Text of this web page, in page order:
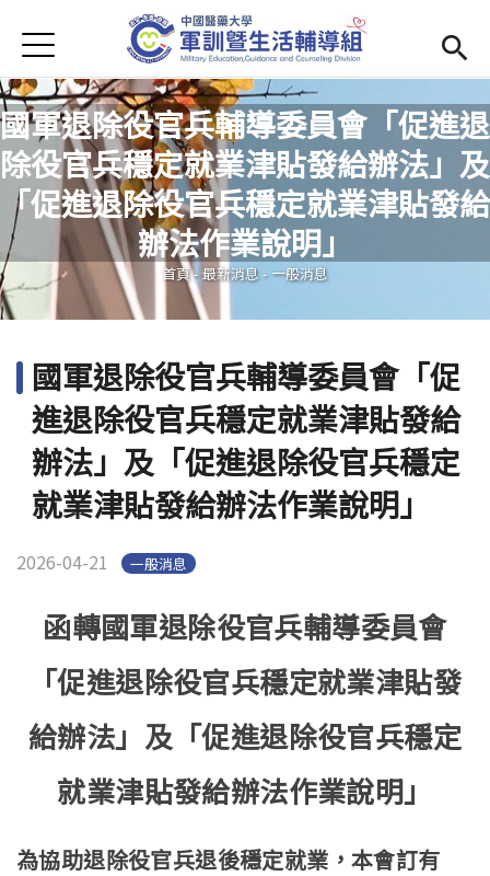
首頁
學務處首頁(link is external)
Open submenu (單位簡介)
單位簡介
最新消息
Open submenu (生活輔導)
生活輔導
Open submenu (校園安全)
校園安全
Open submenu (相關法規及檔案下載)
相關法規及檔案下載
Jump to Navigation
Jump to Main content
國軍退除役官兵輔導委員會「促進退
除役官兵穩定就業津貼發給辦法」及
「促進退除役官兵穩定就業津貼發給
辦法作業說明」
您在這裡
首頁 -最新消息- 一般消息
國軍退除役官兵輔導委員會「促
進退除役官兵穩定就業津貼發給
辦法」及「促進退除役官兵穩定
就業津貼發給辦法作業說明」
2026-04-21 一般消息
函轉國軍退除役官兵輔導委員會
「促進退除役官兵穩定就業津貼發
給辦法」及「促進退除役官兵穩定
就業津貼發給辦法作業說明」
為協助退除役官兵退後穩定就業，本會訂有